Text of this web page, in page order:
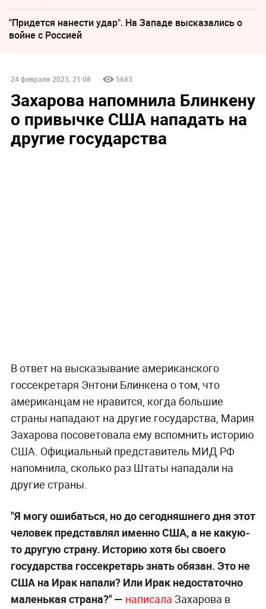
"Придется нанести удар". На Западе высказались о
войне с Россией
24 февраля 2023, 21:08 5683
Захарова напомнила Блинкену
о привычке США нападать на
другие государства
В ответ на высказывание американского
госсекретаря Энтони Блинкена о том, что
американцам не нравится, когда большие
страны нападают на другие государства, Мария
Захарова посоветовала ему вспомнить историю
США. Официальный представитель МИД РФ
напомнила, сколько раз Штаты нападали на
другие страны.
"Я могу ошибаться, но до сегодняшнего дня этот
человек представлял именно США, а не какую-
то другую страну. Историю хотя бы своего
государства госсекретарь знать обязан. Это не
США на Ирак напали? Или Ирак недостаточно
маленькая страна?"— написала Захарова в